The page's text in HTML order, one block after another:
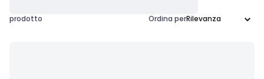
prodotto Ordina per